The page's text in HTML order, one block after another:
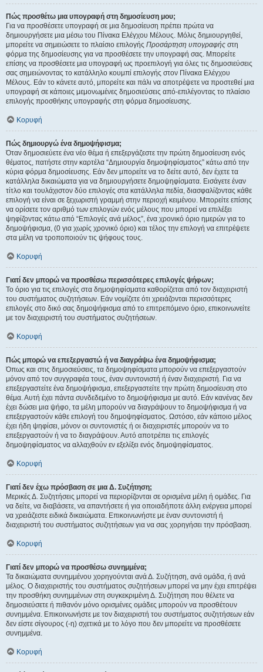
Πώς προσθέτω μια υπογραφή στη δημοσίευση μου;
Για να προσθέσετε υπογραφή σε μια δημοσίευση πρέπει πρώτα να
δημιουργήσετε μια μέσω του Πίνακα Ελέγχου Μέλους. Μόλις δημιουργηθεί,
μπορείτε να σημειώσετε το πλαίσιο επιλογής Προσάρτηση υπογραφής στη
φόρμα της δημοσίευσης για να προσθέσετε την υπογραφή σας. Μπορείτε
επίσης να προσθέσετε μια υπογραφή ως προεπιλογή για όλες τις δημοσιεύσεις
σας σημειώνοντας το κατάλληλο κουμπί επιλογής στον Πίνακα Ελέγχου
Μέλους. Εάν το κάνετε αυτό, μπορείτε και πάλι να αποτρέψετε να προστεθεί μια
υπογραφή σε κάποιες μεμονωμένες δημοσιεύσεις από-επιλέγοντας το πλαίσιο
επιλογής προσθήκης υπογραφής στη φόρμα δημοσίευσης.
Κορυφή
Πώς δημιουργώ ένα δημοψήφισμα;
Όταν δημοσιεύετε ένα νέο θέμα ή επεξεργάζεστε την πρώτη δημοσίευση ενός
θέματος, πατήστε στην καρτέλα “Δημιουργία δημοψηφίσματος” κάτω από την
κύρια φόρμα δημοσίευσης. Εάν δεν μπορείτε να το δείτε αυτό, δεν έχετε τα
κατάλληλα δικαιώματα για να δημιουργήσετε δημοψηφίσματα. Εισάγετε έναν
τίτλο και τουλάχιστον δύο επιλογές στα κατάλληλα πεδία, διασφαλίζοντας κάθε
επιλογή να είναι σε ξεχωριστή γραμμή στην περιοχή κειμένου. Μπορείτε επίσης
να ορίσετε τον αριθμό των επιλογών ενός μέλους που μπορεί να επιλέξει
ψηφίζοντας κάτω από “Επιλογές ανά μέλος”, ένα χρονικό όριο ημερών για το
δημοψήφισμα, (0 για χωρίς χρονικό όριο) και τέλος την επιλογή να επιτρέψετε
στα μέλη να τροποποιούν τις ψήφους τους.
Κορυφή
Γιατί δεν μπορώ να προσθέσω περισσότερες επιλογές ψήφων;
Το όριο για τις επιλογές στα δημοψηφίσματα καθορίζεται από τον διαχειριστή
του συστήματος συζητήσεων. Εάν νομίζετε ότι χρειάζονται περισσότερες
επιλογές στο δικό σας δημοψήφισμα από το επιτρεπόμενο όριο, επικοινωνείτε
με τον διαχειριστή του συστήματος συζητήσεων.
Κορυφή
Πώς μπορώ να επεξεργαστώ ή να διαγράψω ένα δημοψήφισμα;
Όπως και στις δημοσιεύσεις, τα δημοψηφίσματα μπορούν να επεξεργαστούν
μόνον από τον συγγραφέα τους, έναν συντονιστή ή έναν διαχειριστή. Για να
επεξεργαστείτε ένα δημοψήφισμα, επεξεργαστείτε την πρώτη δημοσίευση στο
θέμα. Αυτή έχει πάντα συνδεδεμένο το δημοψήφισμα με αυτό. Εάν κανένας δεν
έχει δώσει μια ψήφο, τα μέλη μπορούν να διαγράψουν το δημοψήφισμα ή να
επεξεργαστούν κάθε επιλογή του δημοψηφίσματος. Ωστόσο, εάν κάποιο μέλος
έχει ήδη ψηφίσει, μόνον οι συντονιστές ή οι διαχειριστές μπορούν να το
επεξεργαστούν ή να το διαγράψουν. Αυτό αποτρέπει τις επιλογές
δημοψηφίσματος να αλλαχθούν εν εξελίξει ενός δημοψηφίσματος.
Κορυφή
Γιατί δεν έχω πρόσβαση σε μια Δ. Συζήτηση;
Μερικές Δ. Συζητήσεις μπορεί να περιορίζονται σε ορισμένα μέλη ή ομάδες. Για
να δείτε, να διαβάσετε, να απαντήσετε ή για οποιαδήποτε άλλη ενέργεια μπορεί
να χρειάζεστε ειδικά δικαιώματα. Επικοινωνήστε με έναν συντονιστή ή
διαχειριστή του συστήματος συζητήσεων για να σας χορηγήσει την πρόσβαση.
Κορυφή
Γιατί δεν μπορώ να προσθέσω συνημμένα;
Τα δικαιώματα συνημμένου χορηγούνται ανά Δ. Συζήτηση, ανά ομάδα, ή ανά
μέλος. Ο διαχειριστής του συστήματος συζητήσεων μπορεί να μην έχει επιτρέψει
την προσθήκη συνημμένων στη συγκεκριμένη Δ. Συζήτηση που θέλετε να
δημοσιεύσετε ή πιθανόν μόνο ορισμένες ομάδες μπορούν να προσθέτουν
συνημμένα. Επικοινωνήστε με τον διαχειριστή του συστήματος συζητήσεων εάν
δεν είστε σίγουρος (-η) σχετικά με το λόγο που δεν μπορείτε να προσθέσετε
συνημμένα.
Κορυφή